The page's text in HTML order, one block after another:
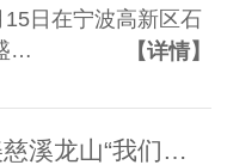
15日在宁波高新区石
…
【详情】
鑫禾舞美慈溪龙山“我们的村晚"大舞台搭建服务